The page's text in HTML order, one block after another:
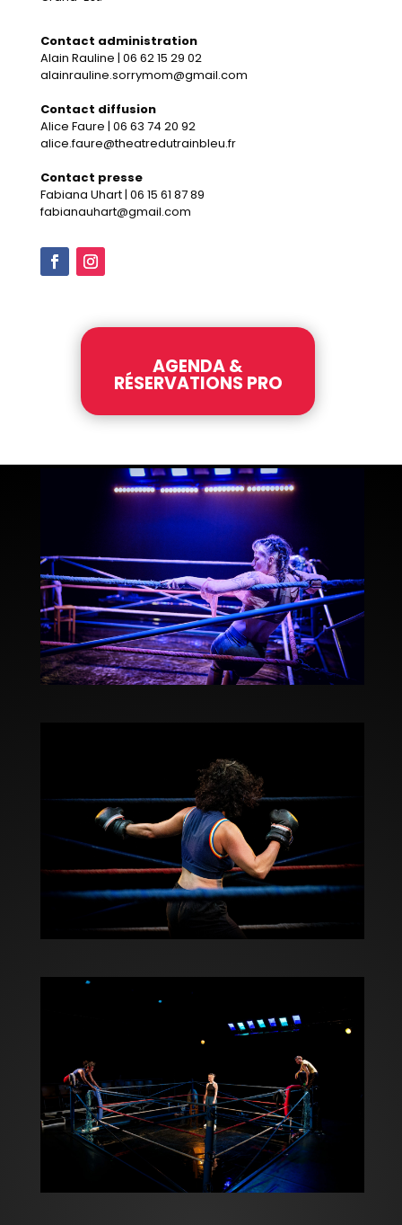
Contact administration
Alain Rauline | 06 62 15 29 02
alainrauline.sorrymom@gmail.com
Contact diffusion
Alice Faure | 06 63 74 20 92
alice.faure@theatredutrainbleu.fr
Contact presse
Fabiana Uhart | 06 15 61 87 89
fabianauhart@gmail.com
AGENDA &
RÉSERVATIONS PRO